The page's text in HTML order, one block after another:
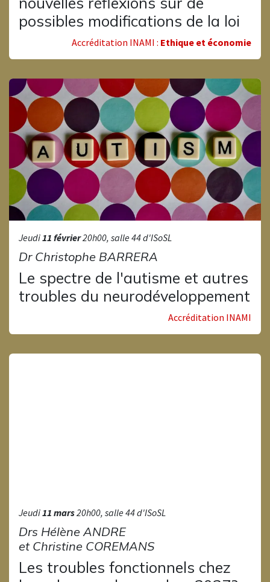
possibles modifications de la loi
Accréditation INAMI : Ethique et économie
Jeudi11 février20h00, salle 44 d'ISoSL
Dr Christophe BARRERA​
Le spectre de l'autisme et autres
troubles du neurodéveloppement
Accréditation INAMI
Jeudi11 mars20h00, salle 44 d'ISoSL
Drs Hélène ANDRE
et Christine COREMANS​
Les troubles fonctionnels chez